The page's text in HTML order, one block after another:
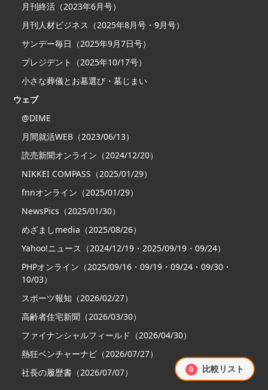
月刊終活（2023年6月号）
月刊人材ビジネス（2025年8月号・9月号）
サンデー毎日（2025年9月7日号）
プレジデント（2025年10/17号）
小さな葬儀とお墓選び・墓じまい
ウェブ
@DIME
月間就活WEB（2023/06/13）
読売新聞オンライン（2024/12/20）
NIKKEI COMPASS（2025/01/29）
fnnオンライン（2025/01/29）
NewsPics（2025/01/30）
めざましmedia（2025/08/26）
Yahoo!ニュース（2024/12/19・2025/09/19・09/24）
PHPオンライン（2025/09/16・09/19・09/24・09/30・
10/03）
スポーツ報知（2026/02/27）
高齢者住宅新聞（2026/03/30）
ファイナンシャルフィールド（2026/04/30）
熱狂ベンチャーナビ（2026/07/27）
社長の履歴書（2026/07/07）
0 比較リスト